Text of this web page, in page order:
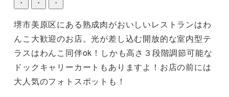
・ ・ ・
堺市美原区にある熟成肉がおいしいレストランはわ
んこ大歓迎のお店。光が差し込む開放的な室内型テ
ラスはわんこ同伴ok！しかも高さ３段階調節可能な
ドックキャリーカートもありますよ！お店の前には
大人気のフォトスポットも！